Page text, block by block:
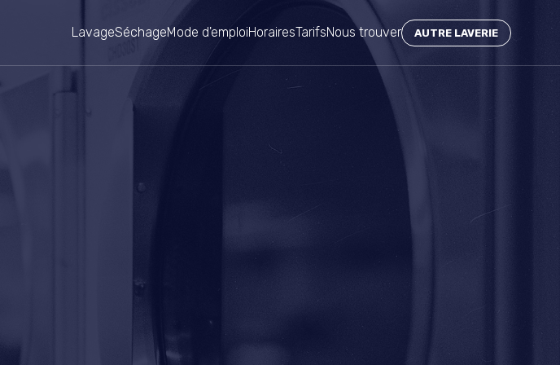
LavageSéchageMode d'emploiHorairesTarifsNous trouver AUTRE LAVERIE